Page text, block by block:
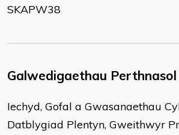
SKAPW38
Galwedigaethau Perthnasol
Iechyd, Gofal a Gwasanaethau
Datblygiad Plentyn, Gweithwyr